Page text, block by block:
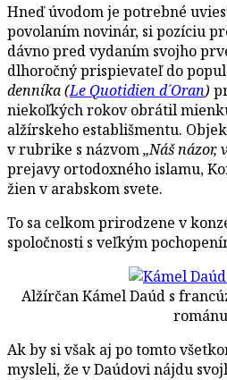
Hneď úvodom je potrebné
povolaním novinár, si pozíciu
dávno pred vydaním svojho
dlhoročný prispievateľ do
denníka (Le Quotidien d´Oran)
niekoľkých rokov obrátil
alžírskeho establišmentu.
v rubrike s názvom„Náš názor,
prejavy ortodoxného islamu,
žien v arabskom svete.
To sa celkom prirodzene v
spoločnosti s veľkým
Alžírčan Kámel Daúd s
románu
Ak by si však aj po tomto
mysleli, že v Daúdovi nájdu